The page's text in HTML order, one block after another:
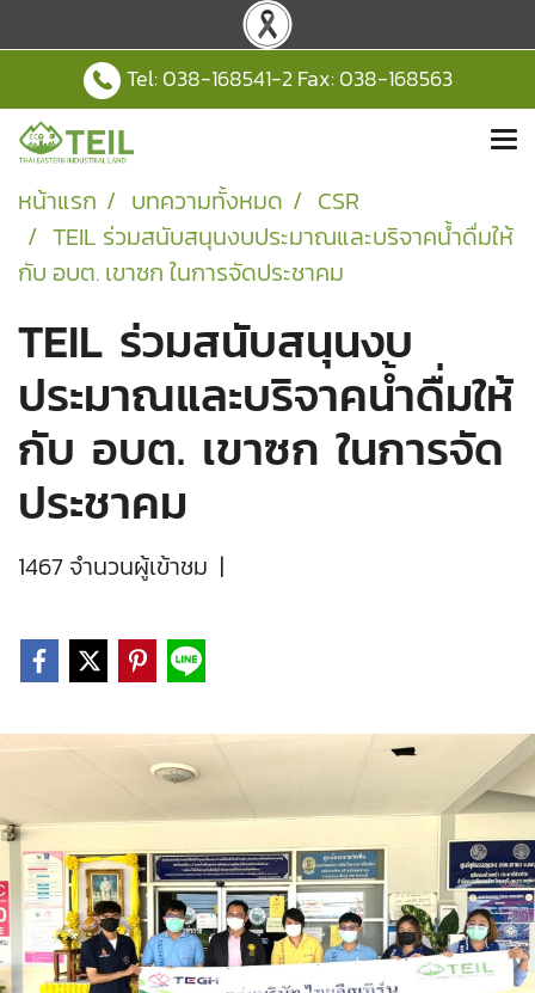
Tel:038-168541-2 Fax: 038-168563
หน้าแรก บทความทั้งหมด
CSR
TEIL ร่วมสนับสนุนงบประมาณและบริจาคน้ำดื่มให้
กับ อบต. เขาซก ในการจัดประชาคม
TEIL ร่วมสนับสนุนงบ
ประมาณและบริจาคน้ำดื่มให้
กับ อบต. เขาซก ในการจัด
ประชาคม
1467 จำนวนผู้เข้าชม |